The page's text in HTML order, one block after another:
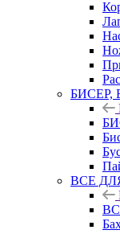
БИСЕР,
ВСЕ